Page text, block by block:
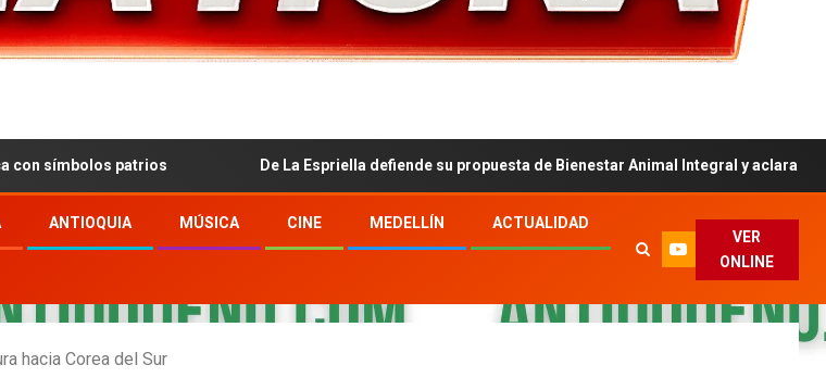
patrios De La Espriella defiende su propuesta de Bienestar Animal Integral y aclara polémicas
ANTIOQUIA MÚSICA CINE MEDELLÍN ACTUALIDAD
VER
ONLINE
hacia Corea del Sur